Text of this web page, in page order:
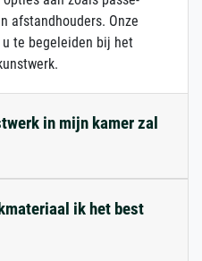
afstandhouders. Onze
te begeleiden bij het
in mijn kamer zal
ik het best